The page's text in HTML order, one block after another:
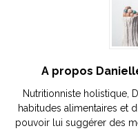
A propos
Nutritionniste holistique,
habitudes alimentaires et
pouvoir lui suggérer des